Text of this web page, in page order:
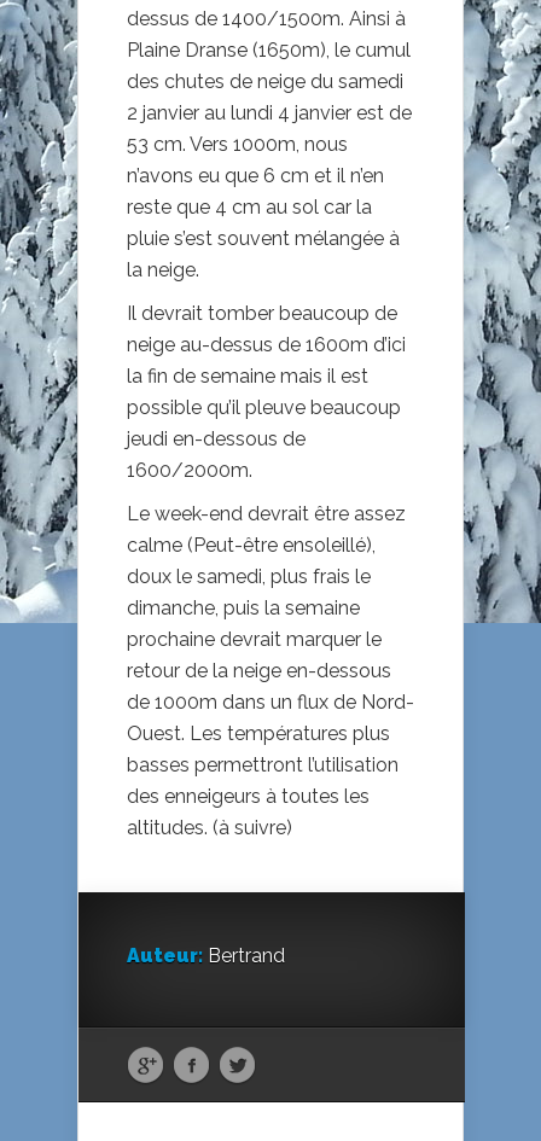
dessus de 1400/1500m. Ainsi à
Plaine Dranse (1650m), le cumul
des chutes de neige du samedi
2 janvier au lundi 4 janvier est de
53 cm. Vers 1000m, nous
n’avons eu que 6 cm et il n’en
reste que 4 cm au sol car la
pluie s’est souvent mélangée à
la neige.
Il devrait tomber beaucoup de
neige au-dessus de 1600m d’ici
la fin de semaine mais il est
possible qu’il pleuve beaucoup
jeudi en-dessous de
1600/2000m.
Le week-end devrait être assez
calme (Peut-être ensoleillé),
doux le samedi, plus frais le
dimanche, puis la semaine
prochaine devrait marquer le
retour de la neige en-dessous
de 1000m dans un flux de Nord-
Ouest. Les températures plus
basses permettront l’utilisation
des enneigeurs à toutes les
altitudes. (à suivre)
Auteur: Bertrand